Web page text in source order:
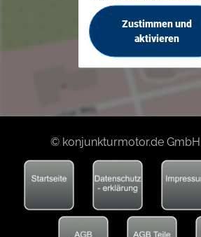
Zustimmen und
aktivieren
© konjunkturmotor.de